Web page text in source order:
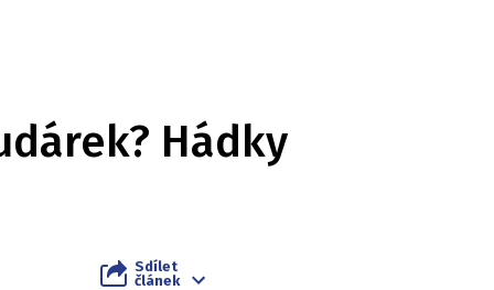
Hádky
Sdílet
článek